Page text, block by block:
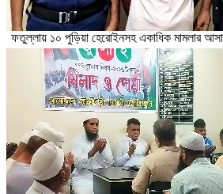
ফতুল্লায় ১০ পুড়িয়া হেরোইনসহ একাধিক মামলার